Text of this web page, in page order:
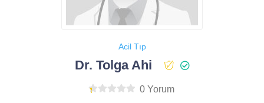
Acil Tıp
Dr. Tolga Ahi
0 Yorum